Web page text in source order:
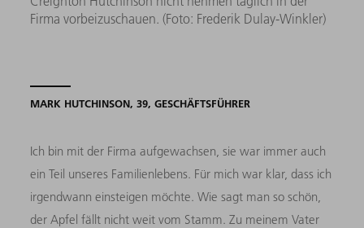
Firma vorbeizuschauen. (Foto: Frederik Dulay-Winkler)
MARK HUTCHINSON, 39, GESCHÄFTSFÜHRER
Ich bin mit der Firma aufgewachsen, sie war immer auch
ein Teil unseres Familienlebens. Für mich war klar, dass ich
irgendwann einsteigen möchte. Wie sagt man so schön,
der Apfel fällt nicht weit vom Stamm. Zu meinem Vater